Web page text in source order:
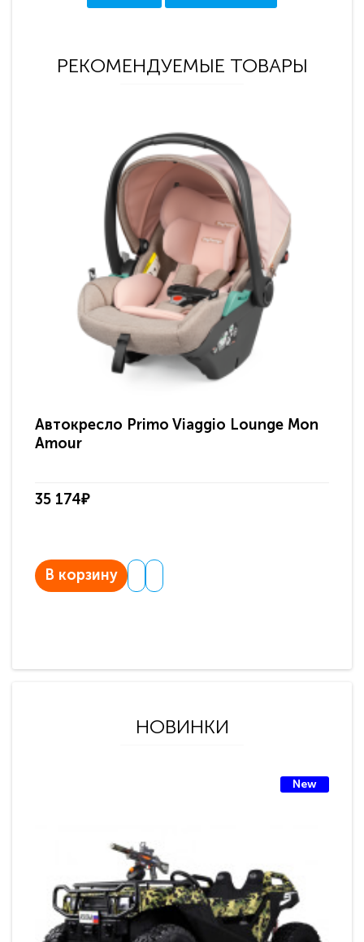
РЕКОМЕНДУЕМЫЕ ТОВАРЫ
Автокресло Primo Viaggio Lounge Mon
Amour
35 174₽
В корзину
НОВИНКИ
New